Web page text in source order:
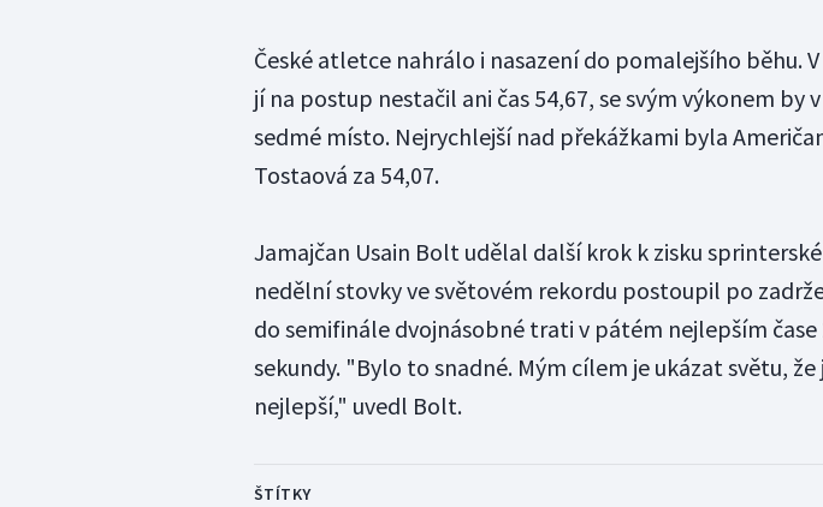
České atletce nahrálo i nasazení do pomalejšího běhu.
jí na postup nestačil ani čas 54,67, se svým výkonem by
sedmé místo. Nejrychlejší nad překážkami byla
Tostaová za 54,07.
Jamajčan Usain Bolt udělal další krok k zisku
nedělní stovky ve světovém rekordu postoupil po
do semifinále dvojnásobné trati v pátém nejlepším čase
sekundy. "Bylo to snadné. Mým cílem je ukázat světu, že
nejlepší," uvedl Bolt.
ŠTÍTKY